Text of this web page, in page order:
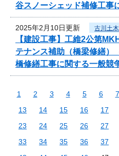
谷スノーシェッド補修工事
2025年2月10日更新 古川土
【建設工事】工維2公第
テナンス補助（橋梁修繕）
橋修繕工事に関する一般競
1 2 3 4 5 6 7
13
14 15 16 17
23
24 25 26 27
33
34 35 36 37